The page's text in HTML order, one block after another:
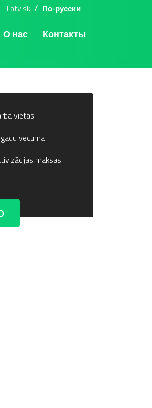
Latviski По-русски
О нас Контакты
vietas
vecuma
maksas